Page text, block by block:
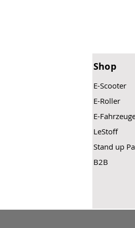
Shop
E-Scooter
E-Roller
E-
LeStoff
Stand up
B2B